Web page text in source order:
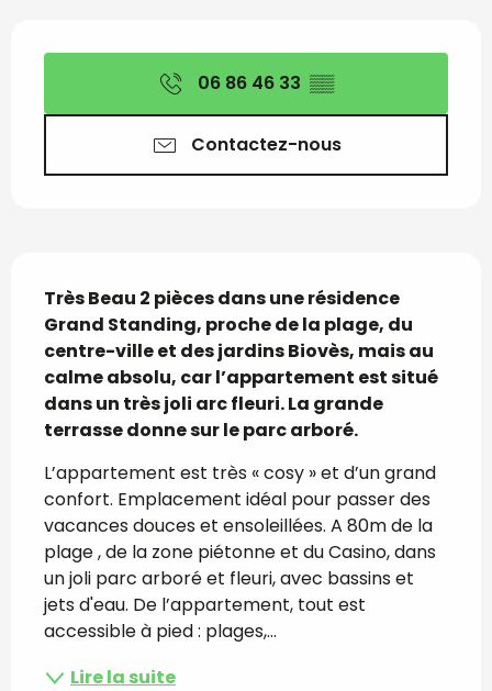
Ouverture et
06 86 46 33 ▒▒
Contactez-nous
Description
Très Beau 2 pièces dans une résidence
Grand Standing, proche de la plage, du
centre-ville et des jardins Biovès, mais au
calme absolu, car l’appartement est situé
dans un très joli arc fleuri. La grande
terrasse donne sur le parc arboré.
L’appartement est très « cosy » et d’un grand
confort. Emplacement idéal pour passer des
vacances douces et ensoleillées. A 80m de la
plage , de la zone piétonne et du Casino, dans
un joli parc arboré et fleuri, avec bassins et
jets d'eau. De l’appartement, tout est
accessible à pied : plages,...
Lire la suite